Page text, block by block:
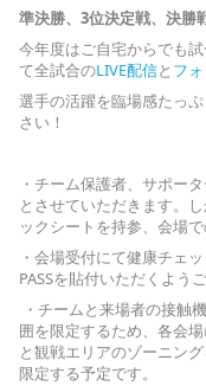
準決勝、3位決定戦、決勝
今年度はご自宅からでも試
て全試合のLIVE配信と フ
選手の活躍を臨場感たっ
さい！
・チーム保護者、サポー
とさせていただきます。
ックシートを持参、会場
・会場受付にて健康チェ
PASSを貼付いただくよう
・チームと来場者の接触
囲を限定するため、各会
と観戦エリアのゾーニン
限定する予定です。